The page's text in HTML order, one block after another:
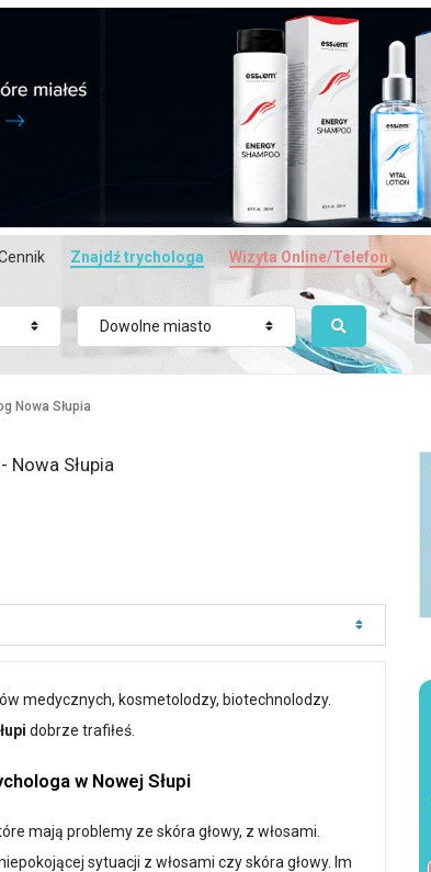
Znajdź trychologa Wizyta Online/Telefon
Dowolne miasto
Nowa Słupia
Nowa Słupia
medycznych, kosmetolodzy, biotechnolodzy.
dobrze trafiłeś.
w Nowej Słupi
mają problemy ze skóra głowy, z włosami.
sytuacji z włosami czy skóra głowy. Im